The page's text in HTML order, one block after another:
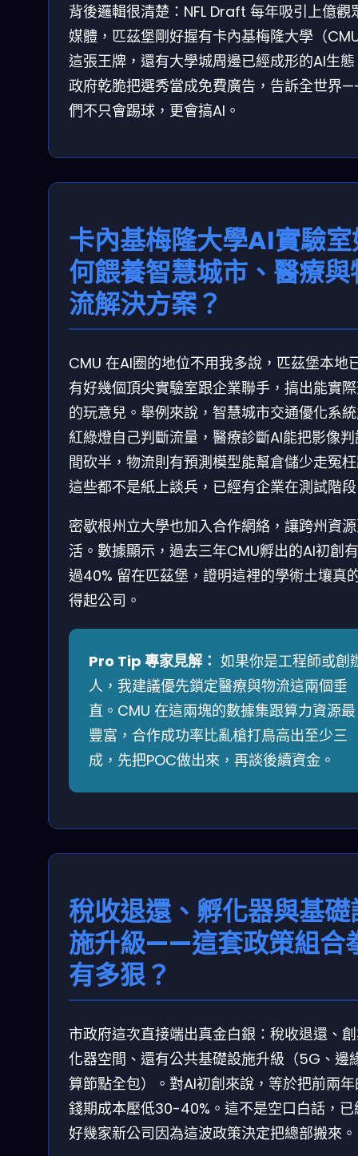
背後邏輯很清楚：NFL Draft 每年吸引上億觀
媒體，匹茲堡剛好握有卡內基梅隆大學（
這張王牌，還有大學城周邊已經成形的AI生
政府乾脆把選秀當成免費廣告，告訴全世界
們不只會踢球，更會搞AI。
卡內基梅隆大學AI實驗
何餵養智慧城市、醫療與
流解決方案？
CMU 在AI圈的地位不用我多說，匹茲堡本地
有好幾個頂尖實驗室跟企業聯手，搞出能實
的玩意兒。舉例來說，智慧城市交通優化系
紅綠燈自己判斷流量，醫療診斷AI能把影像
間砍半，物流則有預測模型能幫倉儲少走冤
這些都不是紙上談兵，已經有企業在測試階
密歇根州立大學也加入合作網絡，讓跨州資
活。數據顯示，過去三年CMU孵出的AI初創
過40% 留在匹茲堡，證明這裡的學術土壤真
得起公司。
Pro Tip 專家見解： 如果你是工程師或創
人，我建議優先鎖定醫療與物流這兩個垂
直。CMU 在這兩塊的數據集跟算力資源最
豐富，合作成功率比亂槍打鳥高出至少三
成，先把POC做出來，再談後續資金。
稅收退還、孵化器與基礎
施升級——這套政策組合
有多狠？
市政府這次直接端出真金白銀：稅收退還、
化器空間、還有公共基礎設施升級（5G、邊
算節點全包）。對AI初創來說，等於把前兩
錢期成本壓低30-40%。這不是空口白話，已
好幾家新公司因為這波政策決定把總部搬來。